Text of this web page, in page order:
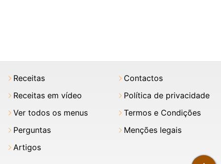
Receitas
Receitas em vídeo
Ver todos os menus
Perguntas
Artigos
Contactos
Política de privacidade
Termos e Condições
Menções legais